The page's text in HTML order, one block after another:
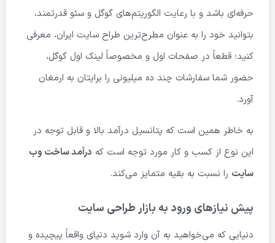
حرفه‌ای باشد و با رعایت الگوریتم‌های گوگل و سئو قدرتمند،
بتوانید خود را به عنوان مطرح‌ترین طراح سایت ایران، معرفی
کنید؛ قطعاً در صفحات اول و مخصوصاً لینک اول گوگل،
حضور شما سفارشات چند ده میلیونی را برایتان به ارمغان
آورد.
به خاطر همین است که پتانسیل درآمد بالا و قابل توجه در
این نوع از کسب و کار مورد توجه است که درآمد ساخت وب
سایت را نسبت به بقیه متمایز می‌کند.
پیش نیازهای ورود به بازار طراحی سایت
دنیایی که می‌خواهید به آن وارد شوید دنیای واقعاً پیچیده و